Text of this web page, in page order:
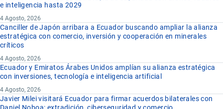
e inteligencia hasta 2029
4 Agosto, 2026
Canciller de Japón arribara a Ecuador buscando ampliar la alianza
estratégica con comercio, inversión y cooperación en minerales
críticos
4 Agosto, 2026
Ecuador y Emiratos Árabes Unidos amplían su alianza estratégica
con inversiones, tecnología e inteligencia artificial
4 Agosto, 2026
Javier Milei visitará Ecuador para firmar acuerdos bilaterales con